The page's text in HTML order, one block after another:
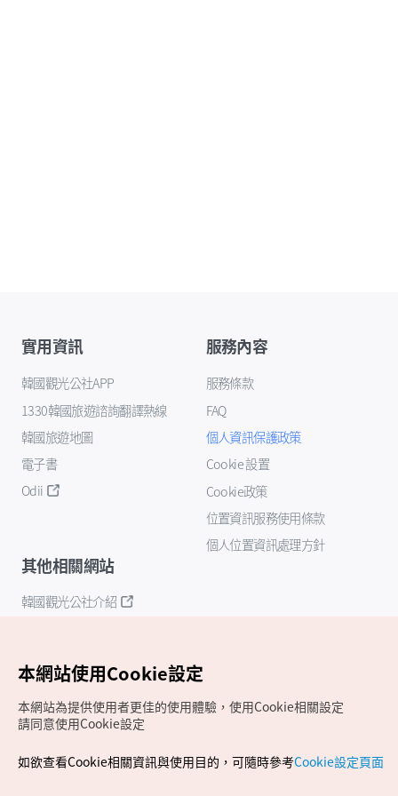
實用資訊
韓國觀光公社APP
1330韓國旅遊諮詢翻譯熱線
韓國旅遊地圖
電子書
Odii
服務內容
服務條款
FAQ
個人資訊保護政策
Cookie 設置
Cookie政策
位置資訊服務使用條款
個人位置資訊處理方針
其他相關網站
韓國觀光公社介紹
Copyrights (c) 韓國觀光公社版權所有
本網站使用Cookie設定
本網站為提供使用者更佳的使用體驗，使用Cookie相關設定
請同意使用Cookie設定
如欲查看Cookie相關資訊與使用目的，可隨時參考Cookie設定頁面